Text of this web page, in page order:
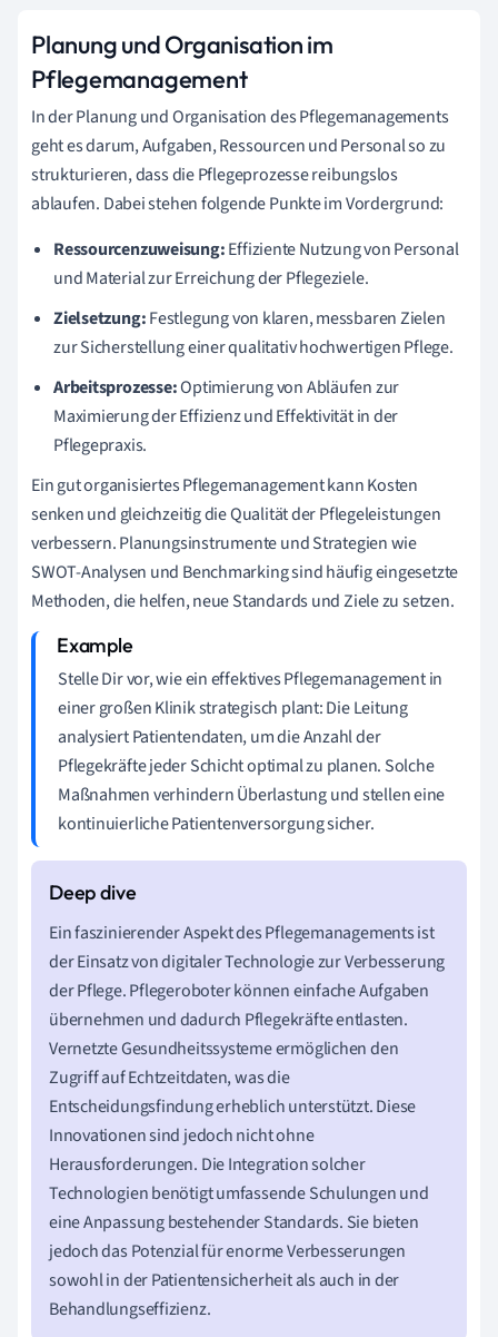
Planung und Organisation im
Pflegemanagement
In der Planung und Organisation des Pflegemanagements
geht es darum, Aufgaben, Ressourcen und Personal so zu
strukturieren, dass die Pflegeprozesse reibungslos
ablaufen. Dabei stehen folgende Punkte im Vordergrund:
Ressourcenzuweisung:Effiziente Nutzung von Personal
und Material zur Erreichung der Pflegeziele.
Zielsetzung:Festlegung von klaren, messbaren Zielen
zur Sicherstellung einer qualitativ hochwertigen Pflege.
Arbeitsprozesse:Optimierung von Abläufen zur
Maximierung der Effizienz und Effektivität in der
Pflegepraxis.
Ein gut organisiertes Pflegemanagement kann Kosten
senken und gleichzeitig die Qualität der Pflegeleistungen
verbessern. Planungsinstrumente und Strategien wie
SWOT-Analysen und Benchmarking sind häufig eingesetzte
Methoden, die helfen, neue Standards und Ziele zu setzen.
Stelle Dir vor, wie ein effektives Pflegemanagement in
einer großen Klinik strategisch plant: Die Leitung
analysiert Patientendaten, um die Anzahl der
Pflegekräfte jeder Schicht optimal zu planen. Solche
Maßnahmen verhindern Überlastung und stellen eine
kontinuierliche Patientenversorgung sicher.
Ein faszinierender Aspekt des Pflegemanagements ist
der Einsatz von digitaler Technologie zur Verbesserung
der Pflege. Pflegeroboter können einfache Aufgaben
übernehmen und dadurch Pflegekräfte entlasten.
Vernetzte Gesundheitssysteme ermöglichen den
Zugriff auf Echtzeitdaten, was die
Entscheidungsfindung erheblich unterstützt. Diese
Innovationen sind jedoch nicht ohne
Herausforderungen. Die Integration solcher
Technologien benötigt umfassende Schulungen und
eine Anpassung bestehender Standards. Sie bieten
jedoch das Potenzial für enorme Verbesserungen
sowohl in der Patientensicherheit als auch in der
Behandlungseffizienz.